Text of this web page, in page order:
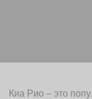
Киа Рио – это